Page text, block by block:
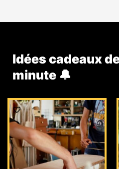
Idées cadeaux
minute 🔔